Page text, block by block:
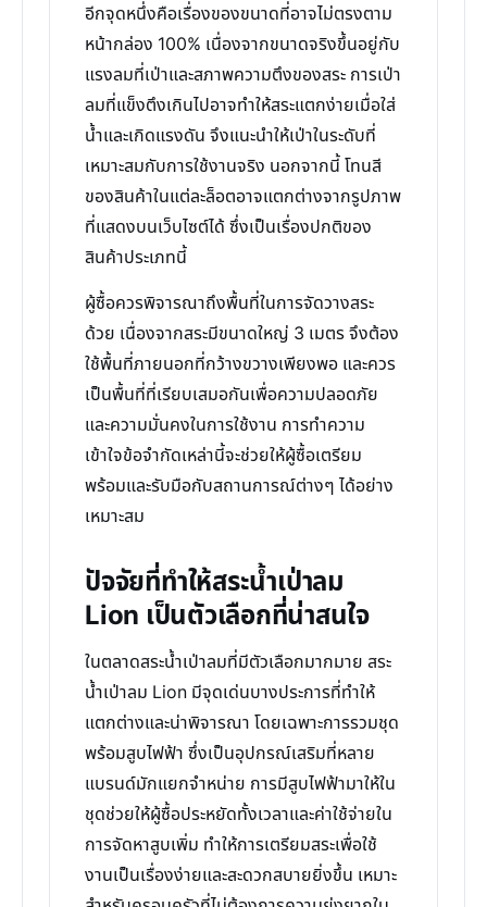
อีกจุดหนึ่งคือเรื่องของขนาดที่อาจไม่ตรงตาม
หน้ากล่อง 100% เนื่องจากขนาดจริงขึ้นอยู่กับ
แรงลมที่เป่าและสภาพความตึงของสระ การเป่า
ลมที่แข็งตึงเกินไปอาจทำให้สระแตกง่ายเมื่อใส่
น้ำและเกิดแรงดัน จึงแนะนำให้เป่าในระดับที่
เหมาะสมกับการใช้งานจริง นอกจากนี้ โทนสี
ของสินค้าในแต่ละล็อตอาจแตกต่างจากรูปภาพ
ที่แสดงบนเว็บไซต์ได้ ซึ่งเป็นเรื่องปกติของ
สินค้าประเภทนี้
ผู้ซื้อควรพิจารณาถึงพื้นที่ในการจัดวางสระ
ด้วย เนื่องจากสระมีขนาดใหญ่ 3 เมตร จึงต้อง
ใช้พื้นที่ภายนอกที่กว้างขวางเพียงพอ และควร
เป็นพื้นที่ที่เรียบเสมอกันเพื่อความปลอดภัย
และความมั่นคงในการใช้งาน การทำความ
เข้าใจข้อจำกัดเหล่านี้จะช่วยให้ผู้ซื้อเตรียม
พร้อมและรับมือกับสถานการณ์ต่างๆ ได้อย่าง
เหมาะสม
ปัจจัยที่ทำให้สระน้ำเป่าลม
Lion เป็นตัวเลือกที่น่าสนใจ
ในตลาดสระน้ำเป่าลมที่มีตัวเลือกมากมาย สระ
น้ำเป่าลม Lion มีจุดเด่นบางประการที่ทำให้
แตกต่างและน่าพิจารณา โดยเฉพาะการรวมชุด
พร้อมสูบไฟฟ้า ซึ่งเป็นอุปกรณ์เสริมที่หลาย
แบรนด์มักแยกจำหน่าย การมีสูบไฟฟ้ามาให้ใน
ชุดช่วยให้ผู้ซื้อประหยัดทั้งเวลาและค่าใช้จ่ายใน
การจัดหาสูบเพิ่ม ทำให้การเตรียมสระเพื่อใช้
งานเป็นเรื่องง่ายและสะดวกสบายยิ่งขึ้น เหมาะ